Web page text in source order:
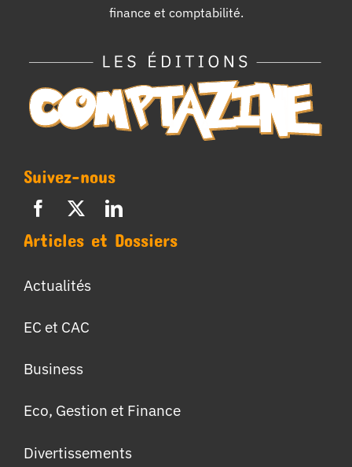
finance et comptabilité.
Suivez-nous
Articles et Dossiers
Actualités
EC et CAC
Business
Eco, Gestion et Finance
Divertissements